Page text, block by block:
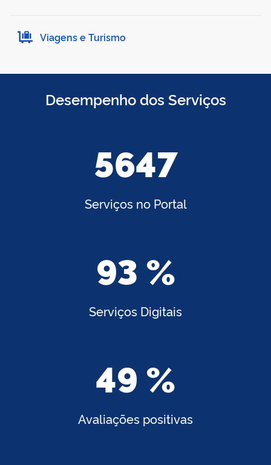
Viagens e Turismo
Desempenho dos Serviços
5647
Serviços no Portal
93 %
Serviços Digitais
49 %
Avaliações positivas